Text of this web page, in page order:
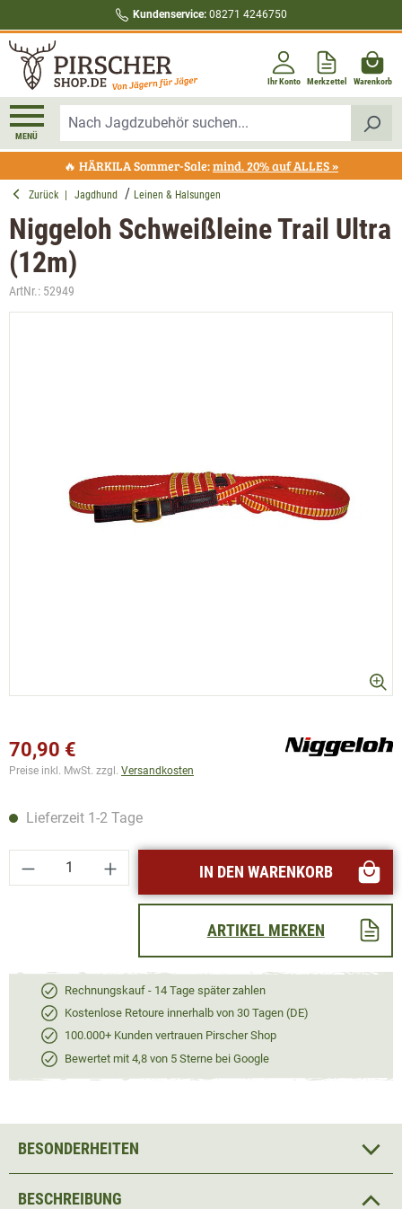
Kundenservice: 08271 4246750
Ihr Konto Merkzettel Warenkorb
MENÜ
🔥 HÄRKILA Sommer-Sale:mind. 20% auf ALLES »
Zurück Jagdhund Leinen & Halsungen
Niggeloh Schweißleine Trail Ultra
(12m)
ArtNr.: 52949
70,90 €
Preise inkl. MwSt. zzgl. Versandkosten
Lieferzeit 1-2 Tage
Produkt Anzahl: Gib den gewünschten
IN DEN WARENKORB
ARTIKEL MERKEN
Rechnungskauf - 14 Tage später zahlen
Kostenlose Retoure innerhalb von 30 Tagen (DE)
100.000+ Kunden vertrauen Pirscher Shop
Bewertet mit 4,8 von 5 Sterne bei Google
BESCHREIBUNG
BESONDERHEITEN